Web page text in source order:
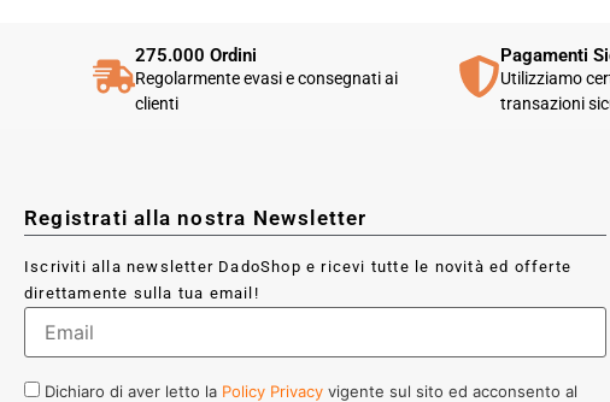
275.000 Ordini
Regolarmente evasi e consegnati ai
clienti
Pagamenti
Utilizziamo
transazioni
Registrati alla nostra Newsletter
Iscriviti alla newsletter DadoShop e ricevi tutte le novità ed offerte
direttamente sulla tua email!
Dichiaro di aver letto la Policy Privacy vigente sul sito ed acconsento al